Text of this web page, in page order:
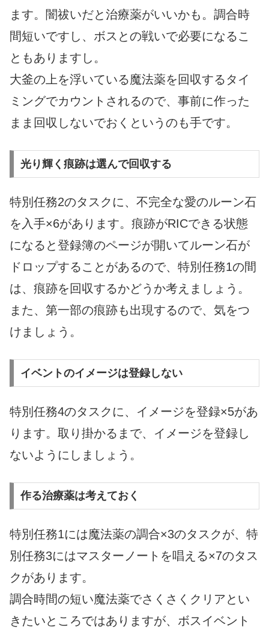
ます。闇祓いだと治療薬がいいかも。調合時
間短いですし、ボスとの戦いで必要になるこ
ともありますし。
大釜の上を浮いている魔法薬を回収するタイ
ミングでカウントされるので、事前に作った
まま回収しないでおくというのも手です。
光り輝く痕跡は選んで回収する
特別任務2のタスクに、不完全な愛のルーン石
を入手×6があります。痕跡がRICできる状態
になると登録簿のページが開いてルーン石が
ドロップすることがあるので、特別任務1の間
は、痕跡を回収するかどうか考えましょう。
また、第一部の痕跡も出現するので、気をつ
けましょう。
イベントのイメージは登録しない
特別任務4のタスクに、イメージを登録×5があ
ります。取り掛かるまで、イメージを登録し
ないようにしましょう。
作る治療薬は考えておく
特別任務1には魔法薬の調合×3のタスクが、特
別任務3にはマスターノートを唱える×7のタス
クがあります。
調合時間の短い魔法薬でさくさくクリアとい
きたいところではありますが、ボスイベント